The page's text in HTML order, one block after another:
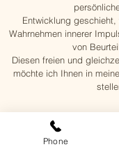
Entwicklung geschieht,
Wahrnehmen innerer
von
Diesen freien und
möchte ich Ihnen in
Phone